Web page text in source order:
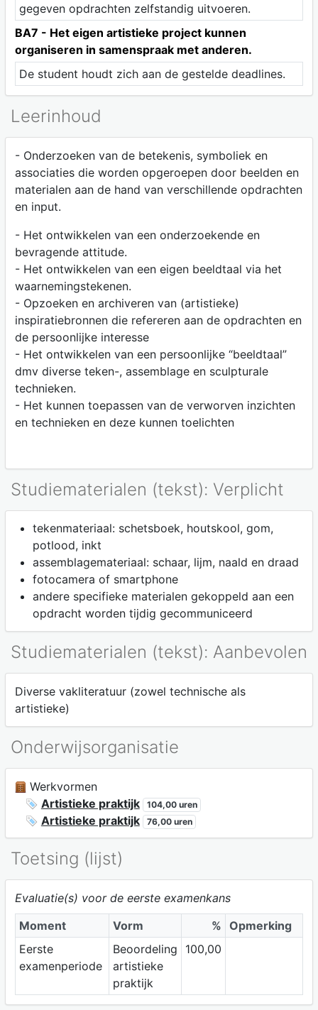
gegeven opdrachten zelfstandig uitvoeren.
BA7 - Het eigen artistieke project kunnen
organiseren in samenspraak met anderen.
De student houdt zich aan de gestelde deadlines.
Leerinhoud
- Onderzoeken van de betekenis, symboliek en
associaties die worden opgeroepen door beelden en
materialen aan de hand van verschillende opdrachten
en input.
- Het ontwikkelen van een onderzoekende en
bevragende attitude.
- Het ontwikkelen van een eigen beeldtaal via het
waarnemingstekenen.
- Opzoeken en archiveren van (artistieke)
inspiratiebronnen die refereren aan de opdrachten en
de persoonlijke interesse
- Het ontwikkelen van een persoonlijke “beeldtaal”
dmv diverse teken-, assemblage en sculpturale
technieken.
- Het kunnen toepassen van de verworven inzichten
en technieken en deze kunnen toelichten
Studiematerialen (tekst): Verplicht
tekenmateriaal: schetsboek, houtskool, gom,
potlood, inkt
assemblagemateriaal: schaar, lijm, naald en draad
fotocamera of smartphone
andere specifieke materialen gekoppeld aan een
opdracht worden tijdig gecommuniceerd
Studiematerialen (tekst): Aanbevolen
Diverse vakliteratuur (zowel technische als
artistieke)
Onderwijsorganisatie
Werkvormen
Artistieke praktijk
104,00 uren
Artistieke praktijk 76,00 uren
Toetsing (lijst)
Evaluatie(s) voor de eerste examenkans
Moment
Vorm % Opmerking
Eerste
examenperiode
Beoordeling
artistieke
praktijk
100,00